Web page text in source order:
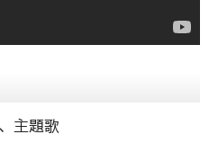
主題歌